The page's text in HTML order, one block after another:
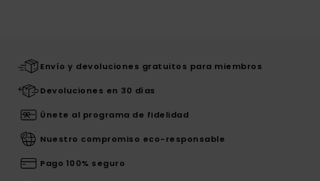
Envío y devoluciones gratuitos para miembros
Devoluciones en 30 días
Únete al programa de fidelidad
Nuestro compromiso eco-responsable
Pago 100% seguro